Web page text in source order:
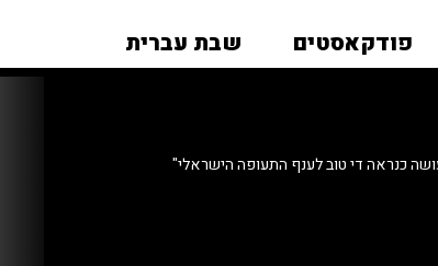
פודקאסטים שבת עברית
כנראה די טוב לענף התעופה הישראלי"